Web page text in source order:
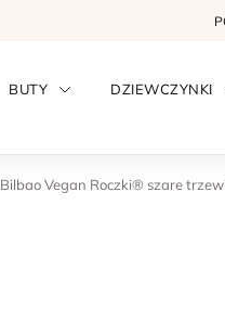
BUTY DZIEWCZYNKI
Bilbao Vegan Roczki® szare